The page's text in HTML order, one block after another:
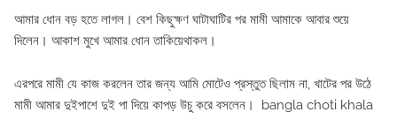
আমার ধোন বড় হতে লাগল। বেশ কিছুক্ষণ ঘাটাঘাটির পর মামী আমাকে আবার শুয়ে
দিলেন। আকাশ মুখে আমার ধোন তাকিয়েথাকল।
এরপরে মামী যে কাজ করলেন তার জন্য আমি মোটেও প্রস্তুত ছিলাম না, খাটের পর উঠে
মামী আমার দুইপাশে দুই পা দিয়ে কাপড় উচু করে বসলেন। bangla choti khala